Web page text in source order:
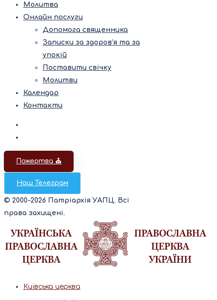
Молитва
Онлайн послуги
Допомога священника
Записки за здоров’я та за
упокій
Поставити свічку
Молитви
Календар
Контакти
Пожертва ⛪️
Наш Телеграм
© 2000-2026 Патріархія УАПЦ. Всі
права захищені.
Київська церква